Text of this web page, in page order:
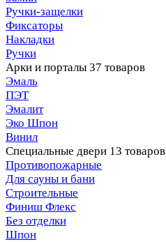
Ручки-защелки
Фиксаторы
Накладки
Ручки
Арки и порталы 37 товаров
Эмаль
ПЭТ
Эмалит
Эко Шпон
Винил
Специальные двери 13 товаров
Противопожарные
Для сауны и бани
Строительные
Финиш Флекс
Без отделки
Шпон